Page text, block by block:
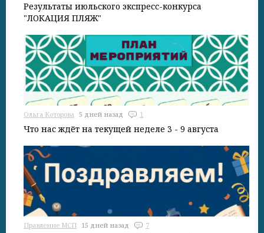
Результаты июльского экспресс-конкурса
"ЛОКАЦИЯ ПЛЯЖ"
Ольга Которова 5 дней назад 1
Что нас ждёт на текущей неделе 3 - 9 августа
Правление МСП 15 дней назад 7